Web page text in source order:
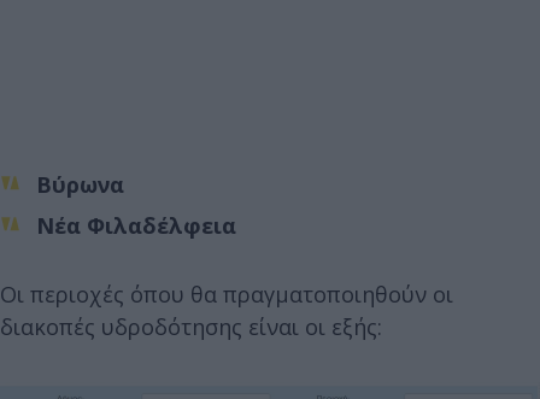
Βύρωνα
Νέα Φιλαδέλφεια
Οι περιοχές όπου θα πραγματοποιηθούν οι
διακοπές υδροδότησης είναι οι εξής: